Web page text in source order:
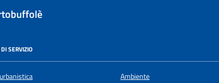
SERVIZIO
Ambiente